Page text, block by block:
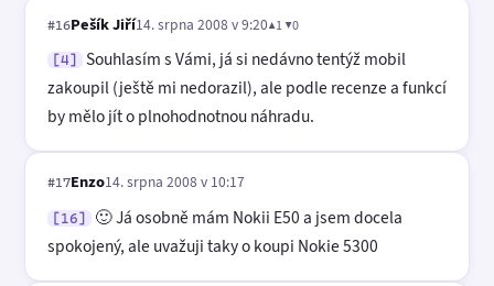
#16Pešík Jiří14. srpna 2008 v 9:20▲1 ▼0
[4]
Souhlasím s Vámi, já si nedávno tentýž mobil
zakoupil (ještě mi nedorazil), ale podle recenze a funkcí
by mělo jít o plnohodnotnou náhradu.
#17Enzo14. srpna 2008 v 10:17
[16]
🙂 Já osobně mám Nokii E50 a jsem docela
spokojený, ale uvažuji taky o koupi Nokie 5300